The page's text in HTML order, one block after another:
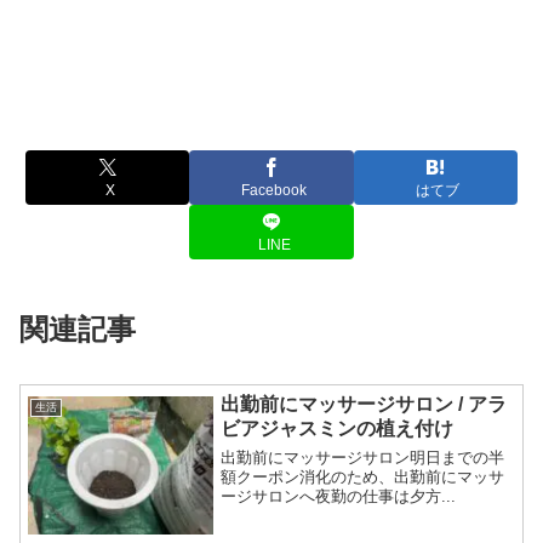
X Facebook はてブ
LINE
関連記事
生活
出勤前にマッサージサロン / アラ
ビアジャスミンの植え付け
出勤前にマッサージサロン明日までの半
額クーポン消化のため、出勤前にマッサ
ージサロンへ夜勤の仕事は夕方...